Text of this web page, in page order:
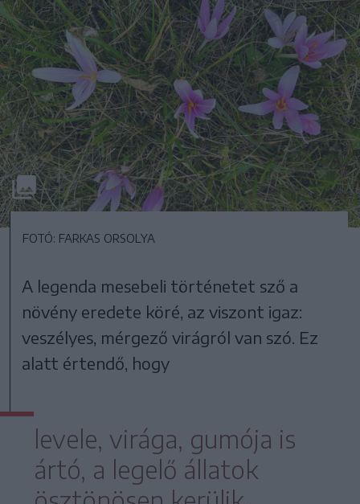
FOTÓ: FARKAS ORSOLYA
A legenda mesebeli történetet sző a
növény eredete köré, az viszont igaz:
veszélyes, mérgező virágról van szó. Ez
alatt értendő, hogy
levele, virága, gumója is
ártó, a legelő állatok